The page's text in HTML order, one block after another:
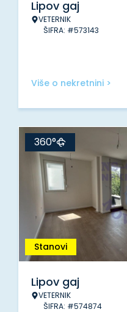
Lipov gaj
VETERNIK
ŠIFRA: #573143
Više o nekretnini >
Stanovi
360°
Lipov gaj
VETERNIK
ŠIFRA: #574874